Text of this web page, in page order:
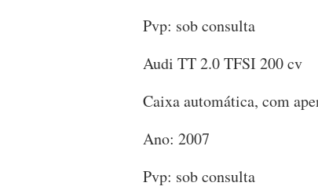
Pvp: sob consulta
Audi TT 2.0 TFSI 200 cv
Caixa automática, com
Ano: 2007
Pvp: sob consulta